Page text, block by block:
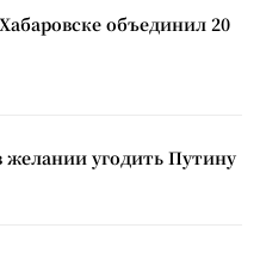
объединил 20
угодить Путину